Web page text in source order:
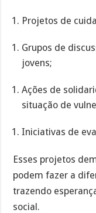
Projetos de
Grupos de
jovens;
Ações de
situação de
Iniciativas de
Esses projetos
podem fazer a
trazendo
social.